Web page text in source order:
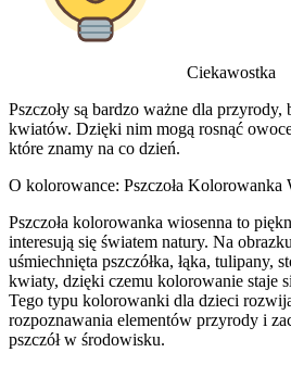
Ciekawostka
Pszczoły są bardzo ważne dla
kwiatów. Dzięki nim mogą rosnąć
które znamy na co dzień.
O kolorowance: Pszczoła Kolorowanka
Pszczoła kolorowanka wiosenna to
interesują się światem natury. Na
uśmiechnięta pszczółka, łąka, tulipany,
kwiaty, dzięki czemu kolorowanie staje
Tego typu kolorowanki dla dzieci
rozpoznawania elementów przyrody i
pszczół w środowisku.